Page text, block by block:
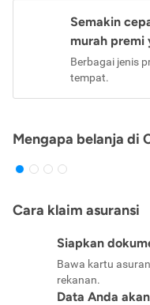
Semakin
murah premi
Berbagai jenis
tempat.
Mengapa belanja di
Cara klaim asuransi
Siapkan
Bawa kartu
rekanan.
Data Anda